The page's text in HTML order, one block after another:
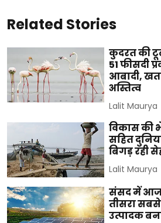
Related Stories
कुदरत की
51 फीसदी
आबादी,
अस्तित्व
Lalit Maurya
विकास की
सहित
बिगड़ रही
Lalit Maurya
संसद में आज:
तीसरा सबसे
उत्पादक